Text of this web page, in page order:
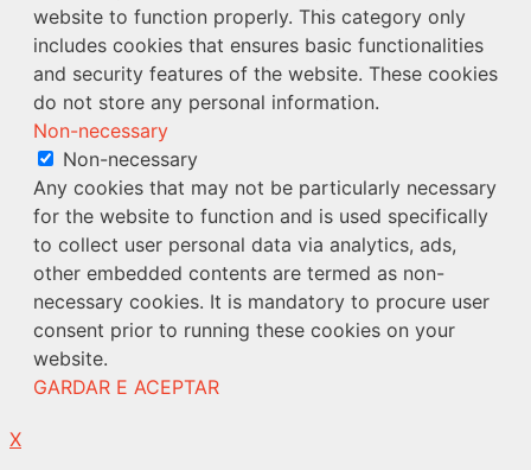
website to function properly. This category only
includes cookies that ensures basic functionalities
and security features of the website. These cookies
do not store any personal information.
Non-necessary
Non-necessary
Any cookies that may not be particularly necessary
for the website to function and is used specifically
to collect user personal data via analytics, ads,
other embedded contents are termed as non-
necessary cookies. It is mandatory to procure user
consent prior to running these cookies on your
website.
GARDAR E ACEPTAR
X